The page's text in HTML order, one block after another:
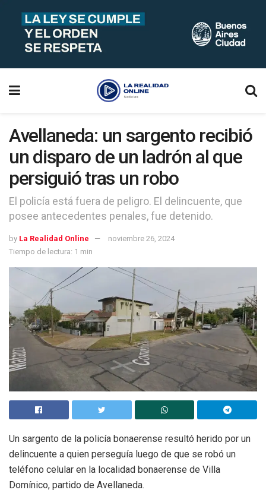
Avellaneda: un sargento recibió
un disparo de un ladrón al que
persiguió tras un robo
El policía está fuera de peligro. El delincuente, que
posee antecedentes penales, fue detenido.
by La Realidad Online
noviembre 26, 2024
Tiempo de lectura: 1 min
Un sargento de la policía bonaerense resultó herido por un
delincuente a quien perseguía luego de que se robó un
teléfono celular en la localidad bonaerense de Villa
Domínico, partido de Avellaneda.